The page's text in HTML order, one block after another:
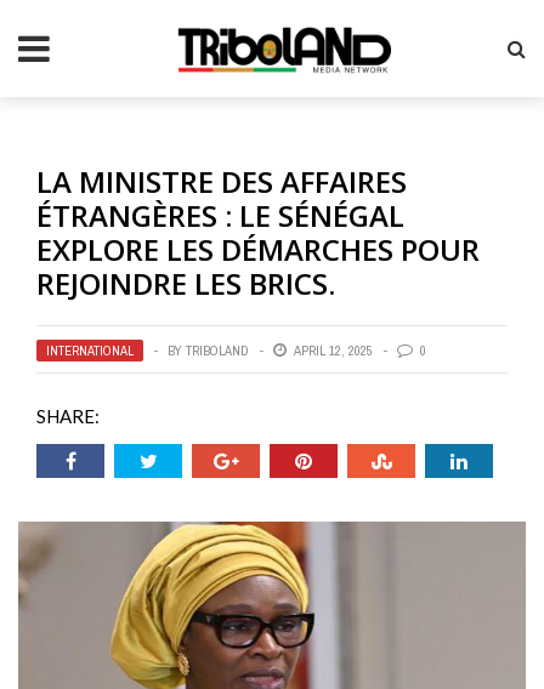
LA MINISTRE DES AFFAIRES
ÉTRANGÈRES : LE SÉNÉGAL
EXPLORE LES DÉMARCHES POUR
REJOINDRE LES BRICS.
INTERNATIONAL BY TRIBOLAND APRIL 12, 2025 0
SHARE: